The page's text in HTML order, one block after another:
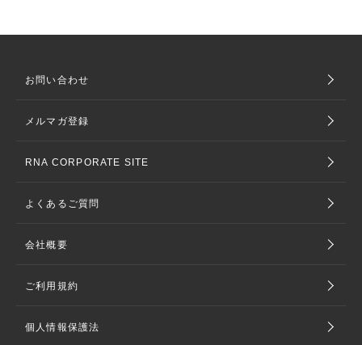
お問い合わせ
メルマガ登録
RNA CORPORATE SITE
よくあるご質問
会社概要
ご利用規約
個人情報保護法